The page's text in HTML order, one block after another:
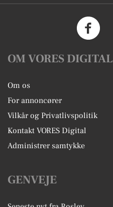
OM VORES DIGITAL
Om os
For annoncører
Vilkår og Privatlivspolitik
Kontakt VORES Digital
Administrer samtykke
GENVEJE